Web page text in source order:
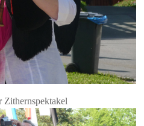
Zithernspektakel